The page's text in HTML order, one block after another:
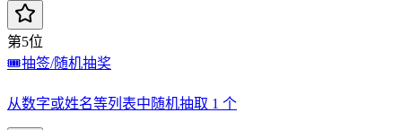
第5位
🎟️抽签/随机抽奖
从数字或姓名等列表中随机抽取 1 个